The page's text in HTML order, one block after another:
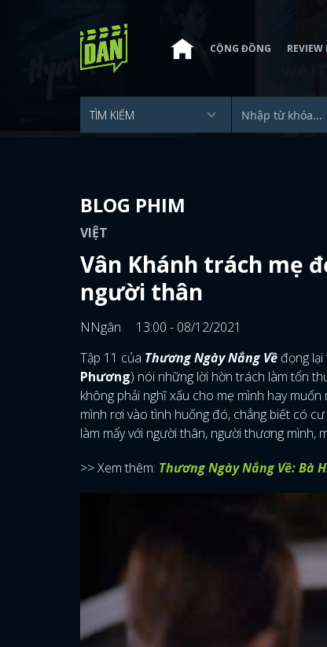
CỘNG ĐỒNG REVIEW
BLOG PHIM
VIỆT
Vân Khánh trách mẹ
người thân
NNgân
13:00 - 08/12/2021
Tập 11 của Thương Ngày Nắng Về đọng
Phương) nói những lời hờn trách làm tổn
không phải nghĩ xấu cho mẹ mình hay
mình rơi vào tình huống đó, chẳng biết có
làm mẩy với người thân, người thương mình,
>> Xem thêm: Thương Ngày Nắng Về: Bà